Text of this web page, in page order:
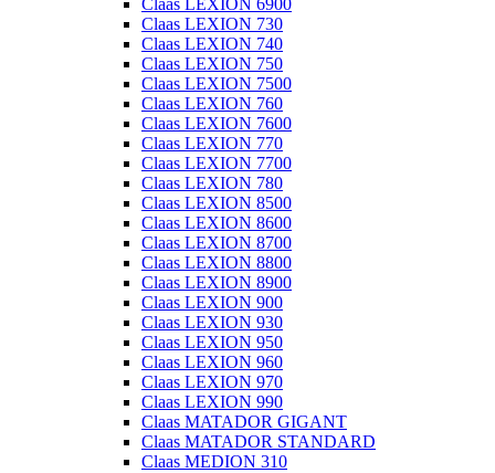
Claas LEXION 6900
Claas LEXION 730
Claas LEXION 740
Claas LEXION 750
Claas LEXION 7500
Claas LEXION 760
Claas LEXION 7600
Claas LEXION 770
Claas LEXION 7700
Claas LEXION 780
Claas LEXION 8500
Claas LEXION 8600
Claas LEXION 8700
Claas LEXION 8800
Claas LEXION 8900
Claas LEXION 900
Claas LEXION 930
Claas LEXION 950
Claas LEXION 960
Claas LEXION 970
Claas LEXION 990
Claas MATADOR GIGANT
Claas MATADOR STANDARD
Claas MEDION 310